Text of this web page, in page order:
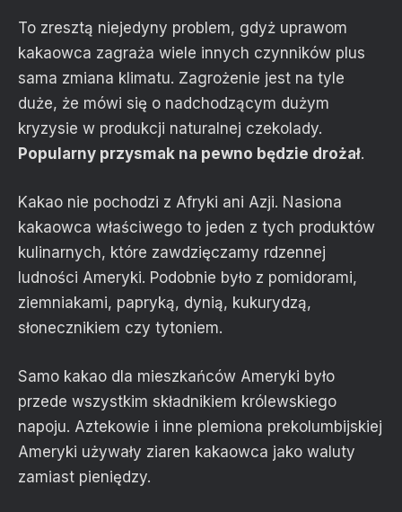
To zresztą niejedyny problem, gdyż uprawom
kakaowca zagraża wiele innych czynników plus
sama zmiana klimatu. Zagrożenie jest na tyle
duże, że mówi się o nadchodzącym dużym
kryzysie w produkcji naturalnej czekolady.
Popularny przysmak na pewno będzie drożał.
Kakao nie pochodzi z Afryki ani Azji. Nasiona
kakaowca właściwego to jeden z tych produktów
kulinarnych, które zawdzięczamy rdzennej
ludności Ameryki. Podobnie było z pomidorami,
ziemniakami, papryką, dynią, kukurydzą,
słonecznikiem czy tytoniem.
Samo kakao dla mieszkańców Ameryki było
przede wszystkim składnikiem królewskiego
napoju. Aztekowie i inne plemiona prekolumbijskiej
Ameryki używały ziaren kakaowca jako waluty
zamiast pieniędzy.